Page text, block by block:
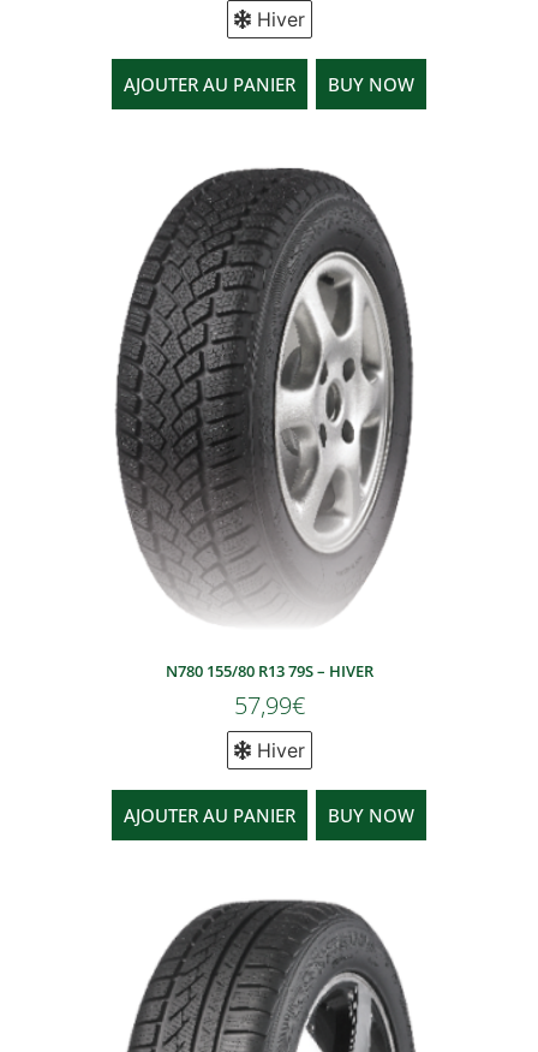
Hiver
AJOUTER AU PANIER BUY NOW
N780 155/80 R13 79S – HIVER
57,99€
Hiver
AJOUTER AU PANIER BUY NOW